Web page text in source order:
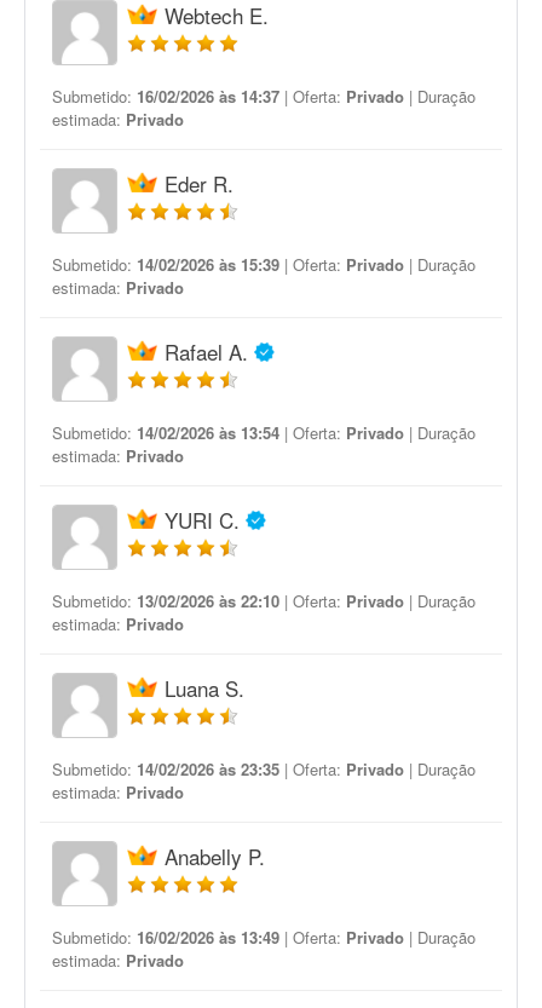
Webtech E.
Submetido: 16/02/2026 às 14:37 | Oferta: Privado | Duração
estimada: Privado
Eder R.
Submetido: 14/02/2026 às 15:39 | Oferta: Privado | Duração
estimada: Privado
Rafael A.
Submetido: 14/02/2026 às 13:54 | Oferta: Privado | Duração
estimada: Privado
YURI C.
Submetido: 13/02/2026 às 22:10 | Oferta: Privado | Duração
estimada: Privado
Luana S.
Submetido: 14/02/2026 às 23:35 | Oferta: Privado | Duração
estimada: Privado
Anabelly P.
Submetido: 16/02/2026 às 13:49 | Oferta: Privado | Duração
estimada: Privado